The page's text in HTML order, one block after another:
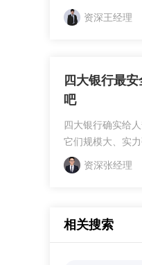
的四家大型国有
是：**中国工商银
资深王经理
四大银行最
吧
四大银行确实给
它们规模大、实力
用做支撑，在资
障。而且网点众
资深张经理
相关搜索